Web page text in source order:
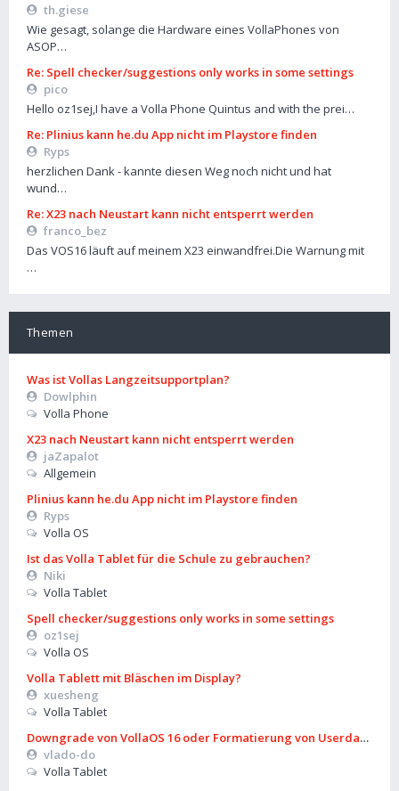
th.giese
Wie gesagt, solange die Hardware eines VollaPhones von
ASOP…
Re: Spell checker/suggestions only works in some settings
pico
Hello oz1sej,I have a Volla Phone Quintus and with the prei…
Re: Plinius kann he.du App nicht im Playstore finden
Ryps
herzlichen Dank - kannte diesen Weg noch nicht und hat
wund…
Re: X23 nach Neustart kann nicht entsperrt werden
franco_bez
Das VOS16 läuft auf meinem X23 einwandfrei.Die Warnung mit
…
Themen
Was ist Vollas Langzeitsupportplan?
Dowlphin
Volla Phone
X23 nach Neustart kann nicht entsperrt werden
jaZapalot
Allgemein
Plinius kann he.du App nicht im Playstore finden
Ryps
Volla OS
Ist das Volla Tablet für die Schule zu gebrauchen?
Niki
Volla Tablet
Spell checker/suggestions only works in some settings
oz1sej
Volla OS
Volla Tablett mit Bläschen im Display?
xuesheng
Volla Tablet
Downgrade von VollaOS 16 oder Formatierung von Userdata
vlado-do
Volla Tablet